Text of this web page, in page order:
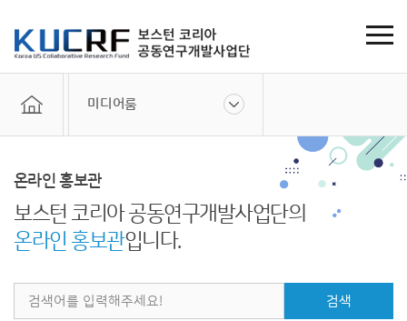
미디어룸
온라인 홍보관
보스턴 코리아 공동연구개발사업단의
온라인 홍보관입니다.
검색